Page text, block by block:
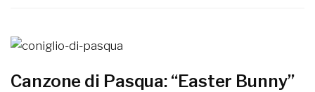
Canzone di Pasqua: “Easter Bunny”